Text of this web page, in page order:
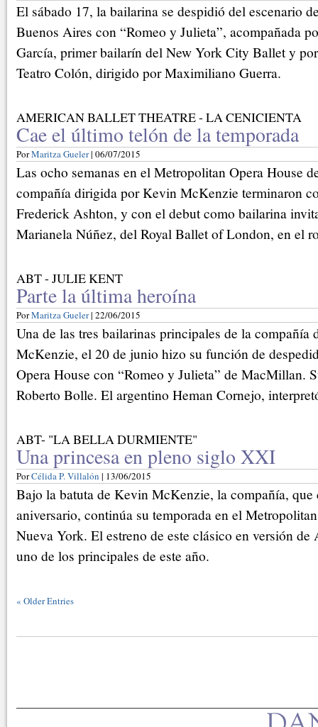
El sábado 17, la bailarina se despidió del escenario
Buenos Aires con “Romeo y Julieta”, acompañada
García, primer bailarín del New York City Ballet y
Teatro Colón, dirigido por Maximiliano Guerra.
AMERICAN BALLET THEATRE - LA CENICIENTA
Cae el último telón de la temporada
PorMaritza Gueler| 06/07/2015
Las ocho semanas en el Metropolitan Opera House
compañía dirigida por Kevin McKenzie terminaron
Frederick Ashton, y con el debut como bailarina
Marianela Núñez, del Royal Ballet of London, en el
ABT - JULIE KENT
Parte la última heroína
PorMaritza Gueler| 22/06/2015
Una de las tres bailarinas principales de la
McKenzie, el 20 de junio hizo su función de
Opera House con “Romeo y Julieta” de MacMillan.
Roberto Bolle. El argentino Heman Cornejo,
ABT- "LA BELLA DURMIENTE"
Una princesa en pleno siglo XXI
PorCélida P. Villalón | 13/06/2015
Bajo la batuta de Kevin McKenzie, la compañía, que
aniversario, continúa su temporada en el
Nueva York. El estreno de este clásico en versión
uno de los principales de este año.
« Older Entries